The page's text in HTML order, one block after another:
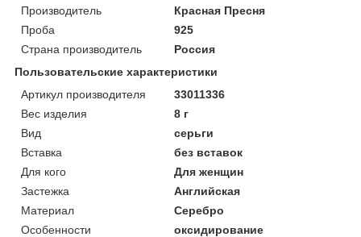
Производитель
Красная Пресня
Проба
925
Страна производитель
Россия
Пользовательские характеристики
Артикул производителя
33011336
Вес изделия
8 г
Вид
серьги
Вставка
без вставок
Для кого
Для женщин
Застежка
Английская
Материал
Серебро
Особенности
оксидирование